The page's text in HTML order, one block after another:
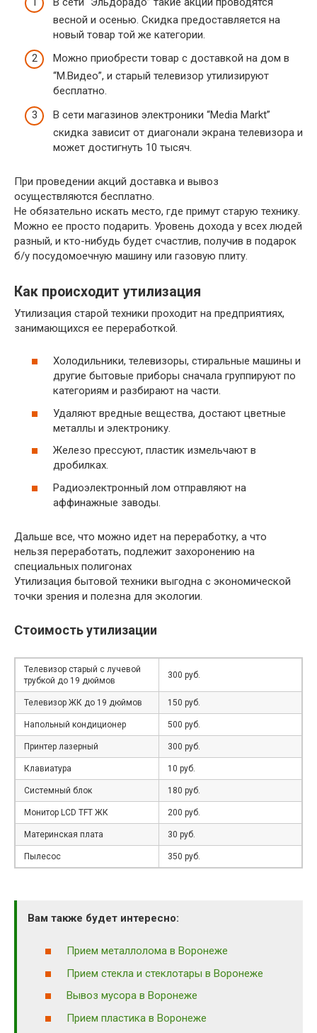
весной и осенью. Скидка предоставляется на
новый товар той же категории.
Можно приобрести товар с доставкой на дом в
“М.Видео”, и старый телевизор утилизируют
бесплатно.
В сети магазинов электроники “Media Markt”
скидка зависит от диагонали экрана телевизора и
может достигнуть 10 тысяч.
При проведении акций доставка и вывоз
осуществляются бесплатно.
Не обязательно искать место, где примут старую технику.
Можно ее просто подарить. Уровень дохода у всех людей
разный, и кто-нибудь будет счастлив, получив в подарок
б/у посудомоечную машину или газовую плиту.
Как происходит утилизация
Утилизация старой техники проходит на предприятиях,
занимающихся ее переработкой.
Холодильники, телевизоры, стиральные машины и
другие бытовые приборы сначала группируют по
категориям и разбирают на части.
Удаляют вредные вещества, достают цветные
металлы и электронику.
Железо прессуют, пластик измельчают в
дробилках.
Радиоэлектронный лом отправляют на
аффинажные заводы.
Дальше все, что можно идет на переработку, а что
нельзя переработать, подлежит захоронению на
специальных полигонах
Утилизация бытовой техники выгодна с экономической
точки зрения и полезна для экологии.
Стоимость утилизации
Телевизор старый с лучевой
трубкой до 19 дюймов
300 руб.
Телевизор ЖК до 19 дюймов 150 руб.
Напольный кондиционер 500 руб.
Принтер лазерный 300 руб.
Клавиатура 10 руб.
Системный блок 180 руб.
Монитор LCD TFT ЖК 200 руб.
Материнская плата 30 руб.
Пылесос 350 руб.
Вам также будет интересно:
Прием металлолома в Воронеже
Прием стекла и стеклотары в Воронеже
Вывоз мусора в Воронеже
Прием пластика в Воронеже